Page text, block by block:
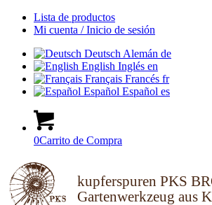
Lista de productos
Mi cuenta / Inicio de sesión
Deutsch Alemán de
English Inglés en
Français Francés fr
Español Español es
0Carrito de Compra
kupferspuren PKS
Gartenwerkzeug aus